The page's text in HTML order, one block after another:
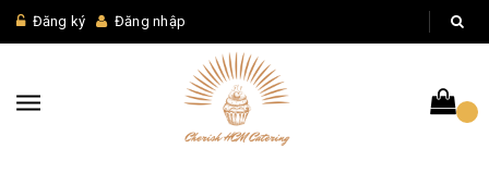
Đăng ký Đăng nhập